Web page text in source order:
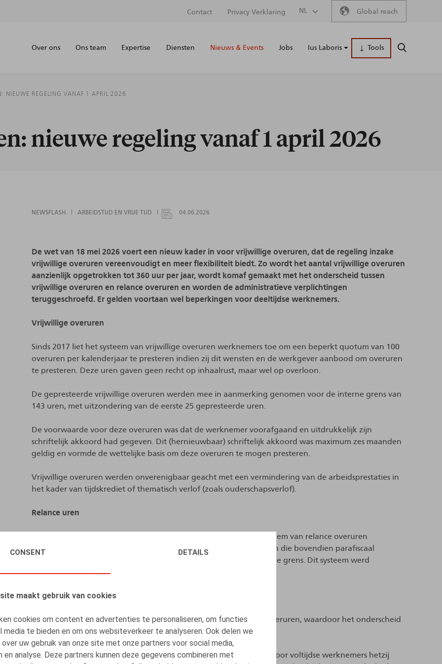
CONSENT DETAILS
maakt gebruik van cookies
cookies om content en advertenties te personaliseren, om functies
media te bieden en om ons websiteverkeer te analyseren. Ook delen we
uw gebruik van onze site met onze partners voor social media,
en analyse. Deze partners kunnen deze gegevens combineren met
Secondary
menu
Contact Privacy Verklaring NL Global reach
Main
Over ons Ons team Expertise Diensten Nieuws & Events Jobs Ius Laboris Tools ZOEKEN
NIEUWE REGELING VANAF 1 APRIL 2026
nieuwe regeling vanaf 1 april 2026
NEWSFLASH ARBEIDSTIJD EN VRIJE TIJD 04.06.2026
De wet van 18 mei 2026 voert een nieuw kader in voor vrijwillige overuren, dat de regeling inzake
vrijwillige overuren vereenvoudigt en meer flexibiliteit biedt. Zo wordt het aantal vrijwillige overuren
aanzienlijk opgetrokken tot 360 uur per jaar, wordt komaf gemaakt met het onderscheid tussen
vrijwillige overuren en relance overuren en worden de administratieve verplichtingen
teruggeschroefd. Er gelden voortaan wel beperkingen voor deeltijdse werknemers.
Vrijwillige overuren
Sinds 2017 liet het systeem van vrijwillige overuren werknemers toe om een beperkt quotum van 100
overuren per kalenderjaar te presteren indien zij dit wensten en de werkgever aanbood om overuren
te presteren. Deze uren gaven geen recht op inhaalrust, maar wel op overloon.
De gepresteerde vrijwillige overuren werden mee in aanmerking genomen voor de interne grens van
143 uren, met uitzondering van de eerste 25 gepresteerde uren.
De voorwaarde voor deze overuren was dat de werknemer voorafgaand en uitdrukkelijk zijn
schriftelijk akkoord had gegeven. Dit (hernieuwbaar) schriftelijk akkoord was maximum zes maanden
geldig en vormde de wettelijke basis om deze overuren te mogen presteren.
Vrijwillige overuren werden onverenigbaar geacht met een vermindering van de arbeidsprestaties in
het kader van tijdskrediet of thematisch verlof (zoals ouderschapsverlof).
Relance uren
In het kader van de COVID-19-pandemie werd een bijkomend systeem van relance overuren
gecreëerd, dat toeliet om 120 extra vrijwillige overuren te presteren die bovendien parafiscaal
interessant waren (bruto = netto) en niet meetelden voor de interne grens. Dit systeem werd
meermaals verlengd en liep tot en met 31 maart 2026.
Nieuw regime vanaf 1 april 2026
In de nieuwe regeling bestaat slechts één systeem van vrijwillige overuren, waardoor het onderscheid
tussen vrijwillige overuren en relance overuren verdwijnt.
Voortaan kunnen vrijwillige overuren enkel worden gepresteerd door voltijdse werknemers hetzij